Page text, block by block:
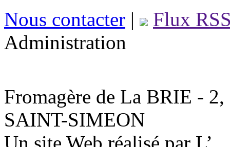
Nous contacter |
Flux
Administration
Fromagère de La BRIE -
SAINT-SIMEON